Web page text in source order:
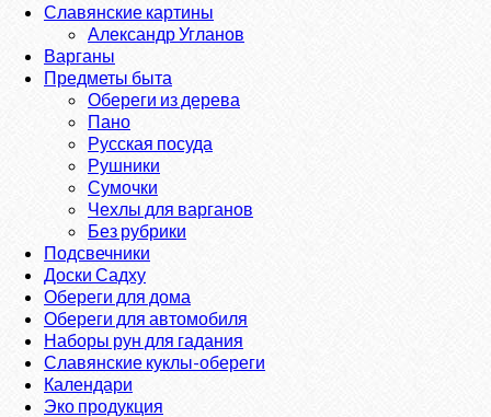
Славянские картины
Александр Угланов
Варганы
Предметы быта
Обереги из дерева
Пано
Русская посуда
Рушники
Сумочки
Чехлы для варганов
Без рубрики
Подсвечники
Доски Садху
Обереги для дома
Обереги для автомобиля
Наборы рун для гадания
Славянские куклы-обереги
Календари
Эко продукция